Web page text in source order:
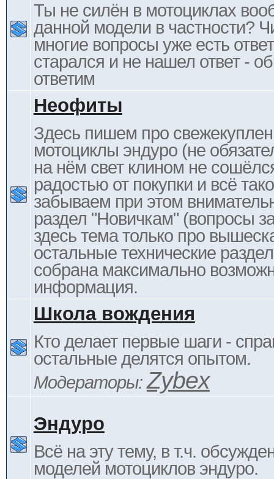
Ты не силён в мотоциклах
данной модели в частности?
многие вопросы уже есть
старался и не нашел ответ -
ответим
Неофиты
Здесь пишем про
мотоциклы эндуро (не
на нём свет клином не
радостью от покупки и всё
забываем при этом
раздел "Новичкам" (вопросы
здесь тема только про
остальные технические
собрана максимально
информация.
Школа вождения
Кто делает первые шаги -
остальные делятся опытом.
Модераторы:Zybex
Эндуро
Всё на эту тему, в т.ч.
моделей мотоциклов эндуро.